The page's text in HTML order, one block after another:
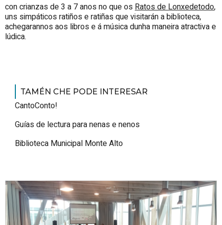
con crianzas de 3 a 7 anos no que os Ratos de Lonxedetodo,
uns simpáticos ratiños e ratiñas que visitarán a biblioteca,
achegarannos aos libros e á música dunha maneira atractiva e
lúdica.
TAMÉN CHE PODE INTERESAR
CantoConto!
Guías de lectura para nenas e nenos
Biblioteca Municipal Monte Alto